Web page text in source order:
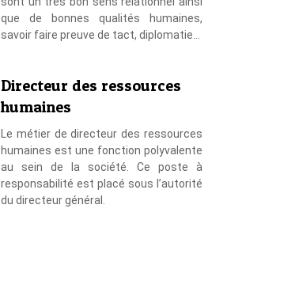
que de bonnes qualités humaines,
savoir faire preuve de tact, diplomatie…
Directeur des ressources
humaines
Le métier de directeur des ressources
humaines est une fonction polyvalente
au sein de la société. Ce poste à
responsabilité est placé sous l’autorité
du directeur général.